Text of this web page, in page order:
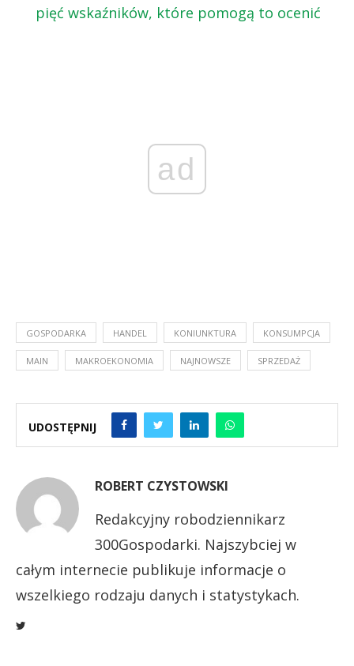
pięć wskaźników, które pomogą to ocenić
ad
GOSPODARKA HANDEL KONIUNKTURA KONSUMPCJA
MAIN MAKROEKONOMIA NAJNOWSZE SPRZEDAŻ
UDOSTĘPNIJ
ROBERT CZYSTOWSKI
Redakcyjny robodziennikarz
300Gospodarki. Najszybciej w
całym internecie publikuje informacje o
wszelkiego rodzaju danych i statystykach.